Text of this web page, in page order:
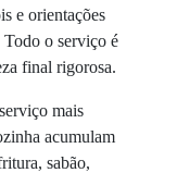
e orientações
Todo o serviço é
final rigorosa.
mais
acumulam
sabão,